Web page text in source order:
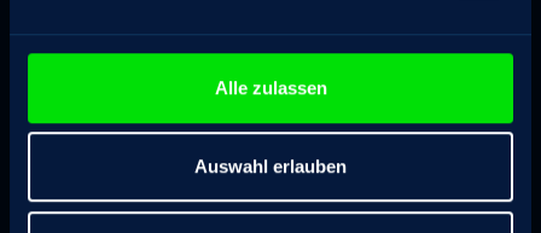
Alle zulassen
Auswahl erlauben